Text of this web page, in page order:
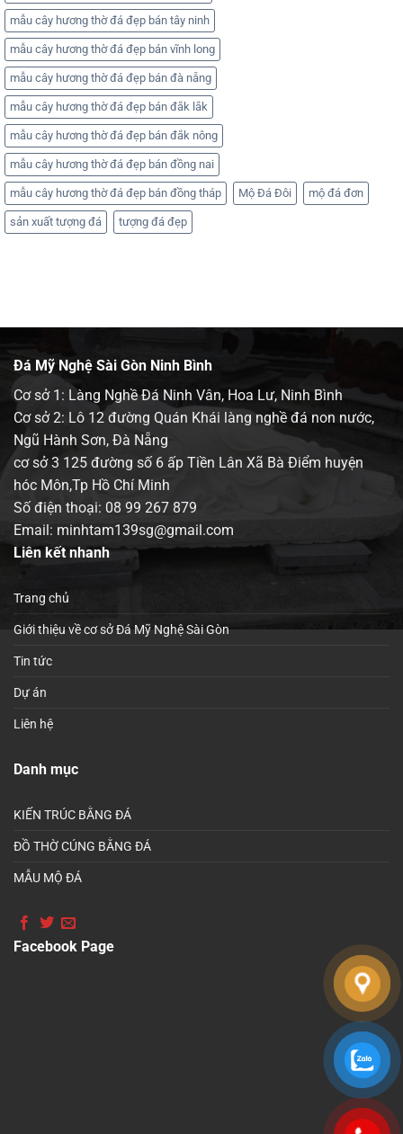
mẫu cây hương thờ đá đẹp bán tây ninh
mẫu cây hương thờ đá đẹp bán vĩnh long
mẫu cây hương thờ đá đẹp bán đà nẵng
mẫu cây hương thờ đá đẹp bán đắk lắk
mẫu cây hương thờ đá đẹp bán đắk nông
mẫu cây hương thờ đá đẹp bán đồng nai
mẫu cây hương thờ đá đẹp bán đồng tháp Mộ Đá Đôi mộ đá đơn
sản xuất tượng đá tượng đá đẹp
Đá Mỹ Nghệ Sài Gòn Ninh Bình
Cơ sở 1: Làng Nghề Đá Ninh Vân, Hoa Lư, Ninh Bình
Cơ sở 2: Lô 12 đường Quán Khái làng nghề đá non nước,
Ngũ Hành Sơn, Đà Nẵng
cơ sở 3 125 đường số 6 ấp Tiền Lân Xã Bà Điểm huyện
hóc Môn,Tp Hồ Chí Minh
Số điện thoại: 08 99 267 879
Email: minhtam139sg@gmail.com
Liên kết nhanh
Trang chủ
Giới thiệu về cơ sở Đá Mỹ Nghệ Sài Gòn
Tin tức
Dự án
Liên hệ
Danh mục
KIẾN TRÚC BẰNG ĐÁ
ĐỒ THỜ CÚNG BẰNG ĐÁ
MẪU MỘ ĐÁ
Facebook Page